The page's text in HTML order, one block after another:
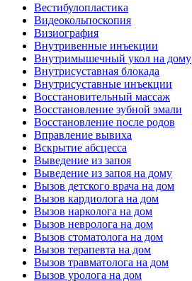
Вестибулопластика
Видеокольпоскопия
Визиография
Внутривенные инъекции
Внутримышечный укол на дому
Внутрисуставная блокада
Внутрисуставные инъекции
Восстановительный массаж
Восстановление зубной эмали
Восстановление после родов
Вправление вывиха
Вскрытие абсцесса
Выведение из запоя
Выведение из запоя на дому
Вызов детского врача на дом
Вызов кардиолога на дом
Вызов нарколога на дом
Вызов невролога на дом
Вызов стоматолога на дом
Вызов терапевта на дом
Вызов травматолога на дом
Вызов уролога на дом